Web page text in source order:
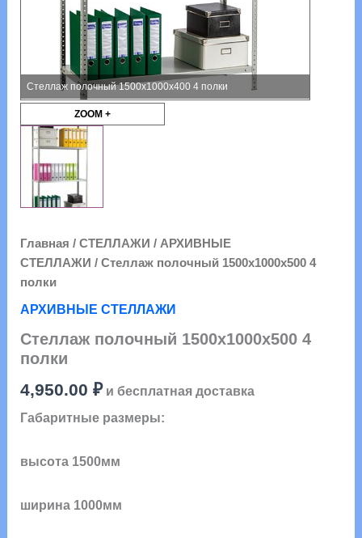
Стеллаж полочный 1500х1000х400 4 полки
ZOOM +
Главная / СТЕЛЛАЖИ / АРХИВНЫЕ
СТЕЛЛАЖИ / Стеллаж полочный 1500х1000х500 4
полки
АРХИВНЫЕ СТЕЛЛАЖИ
Стеллаж полочный 1500х1000х500 4
полки
4,950.00 ₽ и бесплатная доставка
Габаритные размеры:
высота 1500мм
ширина 1000мм